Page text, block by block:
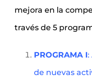
mejora en la
través de 5
PROGRAMA I:
de nuevas